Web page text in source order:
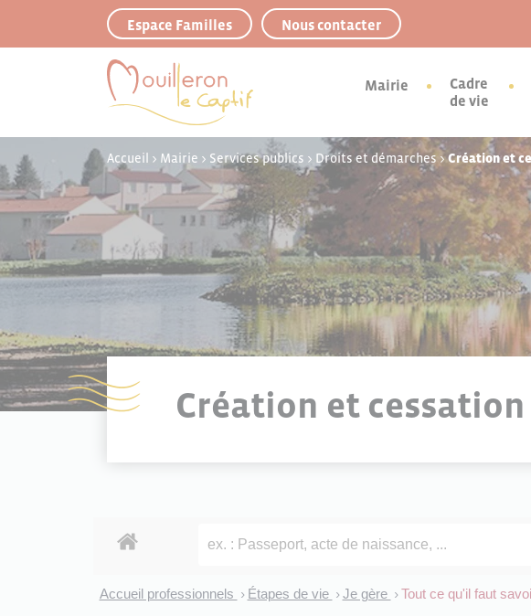
Espace Familles Nous contacter
Mairie
Cadre
de vie
Accueil > Mairie > Services publics > Droits et démarches >Création et
Création et
Accueil professionnels > Étapes de vie > Je gère > Tout ce qu'il faut
Panneau de gestion des cookies